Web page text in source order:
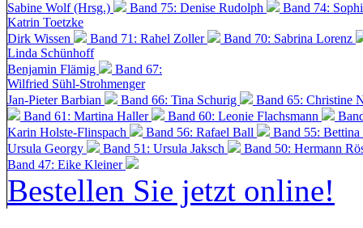
Sabine Wolf (Hrsg.)
Band 75: Denise Rudolph
Band 74:
Katrin Toetzke
Dirk Wissen
Band 71: Rahel Zoller
Band 70: Sabrina Lorenz
Linda Schünhoff
Benjamin Flämig
Band 67:
Wilfried Sühl-Strohmenger
Jan-Pieter Barbian
Band 66: Tina Schurig
Band 65: Christine
Band 61: Martina Haller
Band 60: Leonie Flachsmann
Karin Holste-Flinspach
Band 56: Rafael Ball
Band 55:
Ursula Georgy
Band 51: Ursula Jaksch Band 50: Hermann
Band 47: Eike Kleiner
Bestellen Sie jetzt online!